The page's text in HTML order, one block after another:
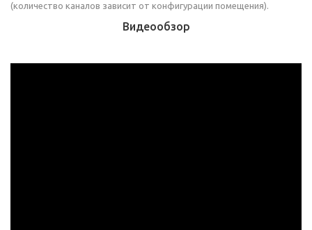
(количество каналов зависит от конфигурации помещения).
Видеообзор